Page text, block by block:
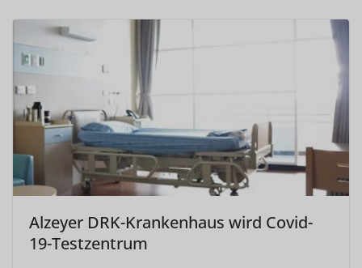
Alzeyer DRK-Krankenhaus wird Covid-
19-Testzentrum